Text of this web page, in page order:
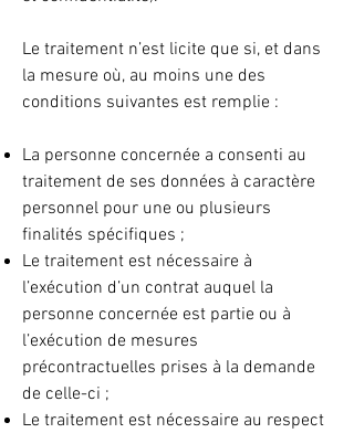
Le traitement n’est licite que si, et dans
la mesure où, au moins une des
conditions suivantes est remplie :
La personne concernée a consenti au
traitement de ses données à caractère
personnel pour une ou plusieurs
finalités spécifiques ;
Le traitement est nécessaire à
l’exécution d’un contrat auquel la
personne concernée est partie ou à
l’exécution de mesures
précontractuelles prises à la demande
de celle-ci ;
Le traitement est nécessaire au respect